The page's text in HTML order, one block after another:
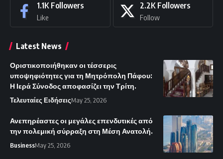
1.1K Followers
Like
2.2K Followers
Follow
Latest News
Οριστικοποιήθηκαν οι τέσσερις
υποψηφιότητες για τη Μητρόπολη Πάφου:
Η Ιερά Σύνοδος αποφασίζει την Τρίτη.
Τελευταίες ΕιδήσειςMay 25, 2026
Ανεπηρέαστες οι μεγάλες επενδυτικές από
την πολεμική σύρραξη στη Μέση Ανατολή.
BusinessMay 25, 2026